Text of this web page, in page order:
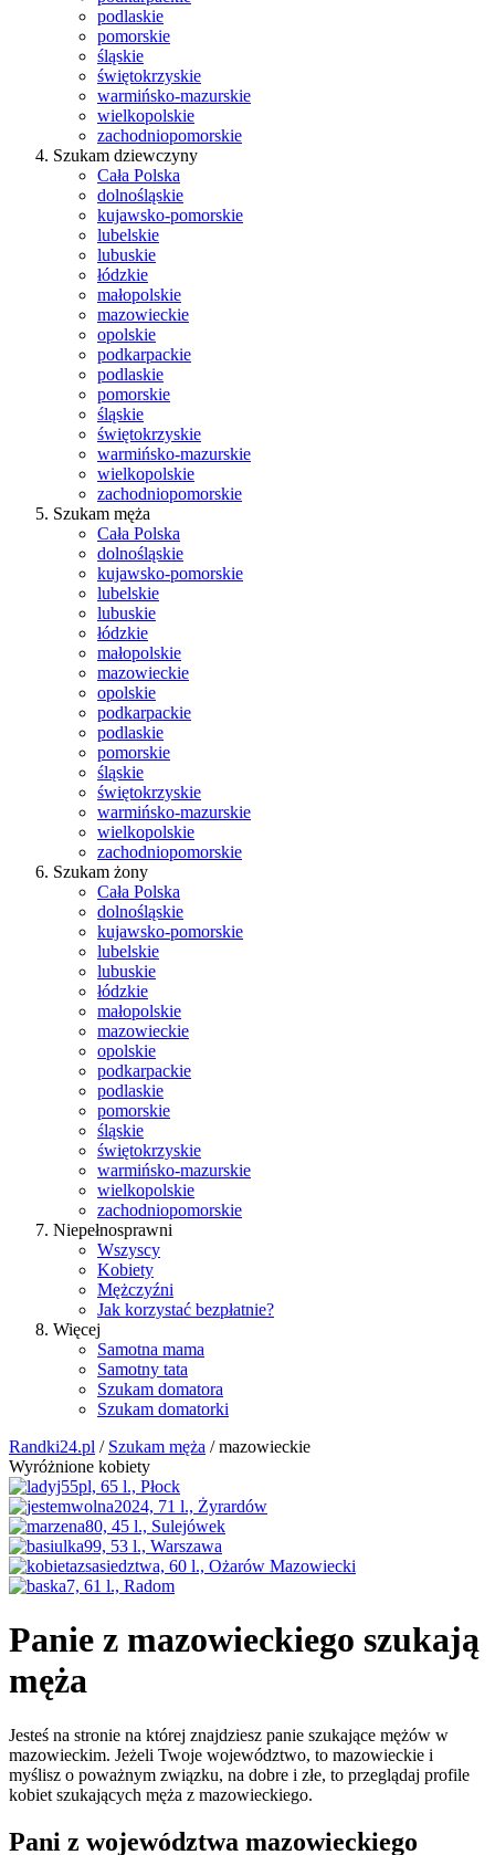
podlaskie
pomorskie
śląskie
świętokrzyskie
warmińsko-mazurskie
wielkopolskie
zachodniopomorskie
Szukam dziewczyny
Cała Polska
dolnośląskie
kujawsko-pomorskie
lubelskie
lubuskie
łódzkie
małopolskie
mazowieckie
opolskie
podkarpackie
podlaskie
pomorskie
śląskie
świętokrzyskie
warmińsko-mazurskie
wielkopolskie
zachodniopomorskie
Szukam męża
Cała Polska
dolnośląskie
kujawsko-pomorskie
lubelskie
lubuskie
łódzkie
małopolskie
mazowieckie
opolskie
podkarpackie
podlaskie
pomorskie
śląskie
świętokrzyskie
warmińsko-mazurskie
wielkopolskie
zachodniopomorskie
Szukam żony
Cała Polska
dolnośląskie
kujawsko-pomorskie
lubelskie
lubuskie
łódzkie
małopolskie
mazowieckie
opolskie
podkarpackie
podlaskie
pomorskie
śląskie
świętokrzyskie
warmińsko-mazurskie
wielkopolskie
zachodniopomorskie
Niepełnosprawni
Wszyscy
Kobiety
Mężczyźni
Jak korzystać bezpłatnie?
Więcej
Samotna mama
Samotny tata
Szukam domatora
Szukam domatorki
Randki24.pl / Szukam męża / mazowieckie
Wyróżnione kobiety
Panie z mazowieckiego szukają
męża
Jesteś na stronie na której znajdziesz panie szukające mężów w
mazowieckim. Jeżeli Twoje województwo, to mazowieckie i
myślisz o poważnym związku, na dobre i złe, to przeglądaj profile
kobiet szukających męża z mazowieckiego.
Pani z województwa mazowieckiego